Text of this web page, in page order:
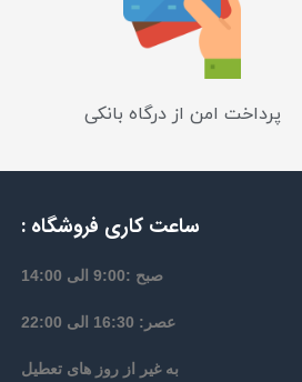
پرداخت امن از درگاه بانکی
ساعت کاری فروشگاه :
صبح :9:00 الی 14:00
عصر: 16:30 الی 22:00
به غیر از روز های تعطیل